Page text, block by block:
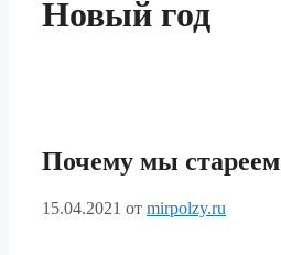
Новый год
Почему мы стареем
15.04.2021 от mirpolzy.ru